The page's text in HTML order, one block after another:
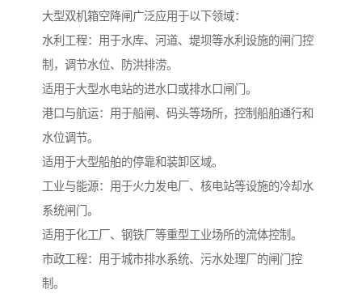
大型双机箱空降闸广泛应用于以下领域：
水利工程：用于水库、河道、堤坝等水利设施的闸门控
制，调节水位、防洪排涝。
适用于大型水电站的进水口或排水口闸门。
港口与航运：用于船闸、码头等场所，控制船舶通行和
水位调节。
适用于大型船舶的停靠和装卸区域。
工业与能源：用于火力发电厂、核电站等设施的冷却水
系统闸门。
适用于化工厂、钢铁厂等重型工业场所的流体控制。
市政工程：用于城市排水系统、污水处理厂的闸门控
制。